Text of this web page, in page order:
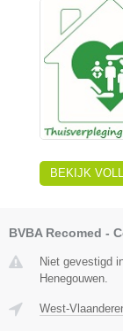
BEKIJK
BVBA Recomed -
Niet gevestigd
Henegouwen.
West-